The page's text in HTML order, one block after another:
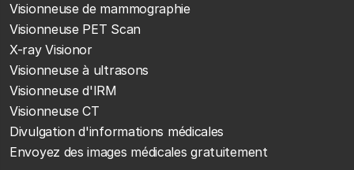
Visionneuse de mammographie
Visionneuse PET Scan
X-ray Visionor
Visionneuse à ultrasons
Visionneuse d'IRM
Visionneuse CT
Divulgation d'informations médicales
Envoyez des images médicales gratuitement